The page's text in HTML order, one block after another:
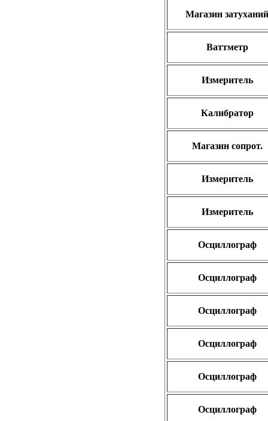
Магазин затуханий
Ваттметр
Измеритель
Калибратор
Магазин сопрот.
Измеритель
Измеритель
Осциллограф
Осциллограф
Осциллограф
Осциллограф
Осциллограф
Осциллограф